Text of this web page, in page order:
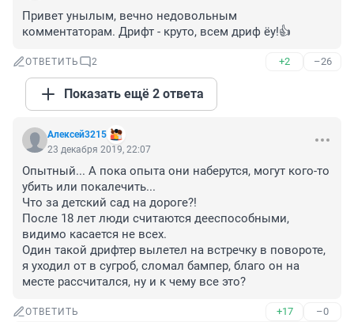
Привет унылым, вечно недовольным
комментаторам. Дрифт - круто, всем дриф ёу!👍
ОТВЕТИТЬ 2 +2 –26
Показать ещё 2 ответа
Алексей3215
23 декабря 2019, 22:07
Опытный... А пока опыта они наберутся, могут кого-то
убить или покалечить...
Что за детский сад на дороге?!
После 18 лет люди считаются дееспособными,
видимо касается не всех.
Один такой дрифтер вылетел на встречку в повороте,
я уходил от в сугроб, сломал бампер, благо он на
месте рассчитался, ну и к чему все это?
ОТВЕТИТЬ +17 –0